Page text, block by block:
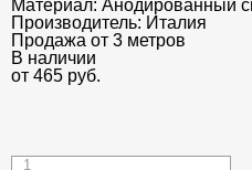
Материал: Анодированный
Производитель: Италия
Продажа от 3 метров
В наличии
от 465 руб.